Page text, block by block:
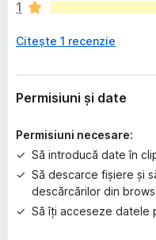
ă
n
ă
e
a
u
ă
i
1
Citește 1 recenzie
Permisiuni și date
Permisiuni necesare:
Să introducă date în
Să descarce fișiere și
descărcărilor din
Să îți acceseze datele